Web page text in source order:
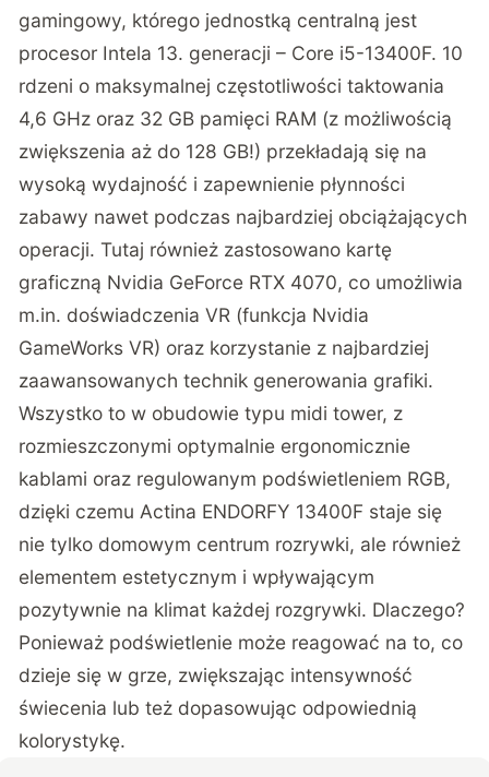
gamingowy, którego jednostką centralną jest
procesor Intela 13. generacji – Core i5-13400F. 10
rdzeni o maksymalnej częstotliwości taktowania
4,6 GHz oraz 32 GB pamięci RAM (z możliwością
zwiększenia aż do 128 GB!) przekładają się na
wysoką wydajność i zapewnienie płynności
zabawy nawet podczas najbardziej obciążających
operacji. Tutaj również zastosowano kartę
graficzną Nvidia GeForce RTX 4070, co umożliwia
m.in. doświadczenia VR (funkcja Nvidia
GameWorks VR) oraz korzystanie z najbardziej
zaawansowanych technik generowania grafiki.
Wszystko to w obudowie typu midi tower, z
rozmieszczonymi optymalnie ergonomicznie
kablami oraz regulowanym podświetleniem RGB,
dzięki czemu Actina ENDORFY 13400F staje się
nie tylko domowym centrum rozrywki, ale również
elementem estetycznym i wpływającym
pozytywnie na klimat każdej rozgrywki. Dlaczego?
Ponieważ podświetlenie może reagować na to, co
dzieje się w grze, zwiększając intensywność
świecenia lub też dopasowując odpowiednią
kolorystykę.